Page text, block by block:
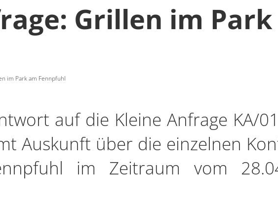
Grillen im
im Park am Fennpfuhl
auf die Kleine Anfrage KA/
Auskunft über die einzelnen
im Zeitraum vom